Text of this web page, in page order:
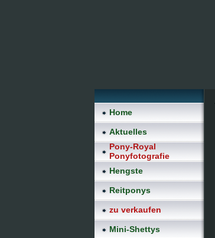
Home
Aktuelles
Pony-Royal
Ponyfotografie
Hengste
Reitponys
zu verkaufen
Mini-Shettys